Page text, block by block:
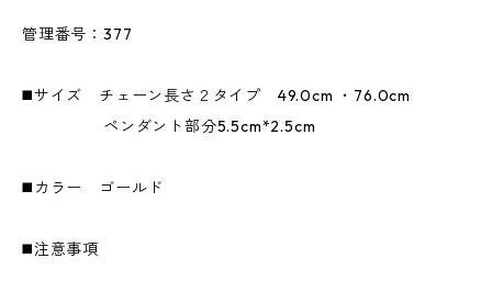
管理番号：377
◼️サイズ チェーン長さ２タイプ 49.0cm ・76.0cm
ペンダント部分5.5cm*2.5cm
◼️カラー ゴールド
◼️注意事項